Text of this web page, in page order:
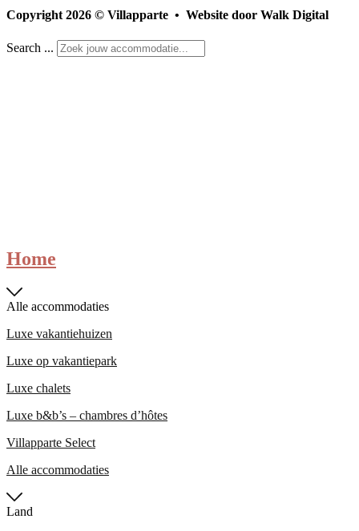
Copyright 2026 © Villapparte • Website door Walk Digital
Search ...
Home
Alle accommodaties
Luxe vakantiehuizen
Luxe op vakantiepark
Luxe chalets
Luxe b&b’s – chambres d’hôtes
Villapparte Select
Alle accommodaties
Land